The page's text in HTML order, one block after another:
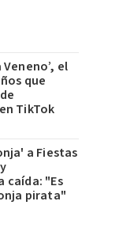
Veneno’, el
que
TikTok
a Fiestas
caída: "Es
pirata"